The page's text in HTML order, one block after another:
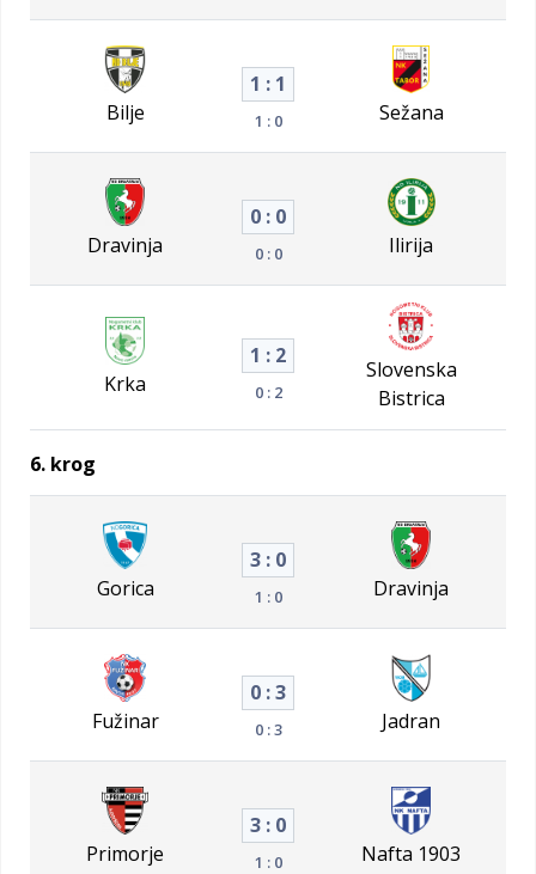
Bilje
1 : 1
1 : 0 Sežana
Dravinja
0 : 0
0 : 0 Ilirija
Krka
1 : 2
0 : 2
Slovenska
Bistrica
6. krog
Gorica
3 : 0
1 : 0 Dravinja
Fužinar
0 : 3
0 : 3 Jadran
Primorje
3 : 0
1 : 0 Nafta 1903